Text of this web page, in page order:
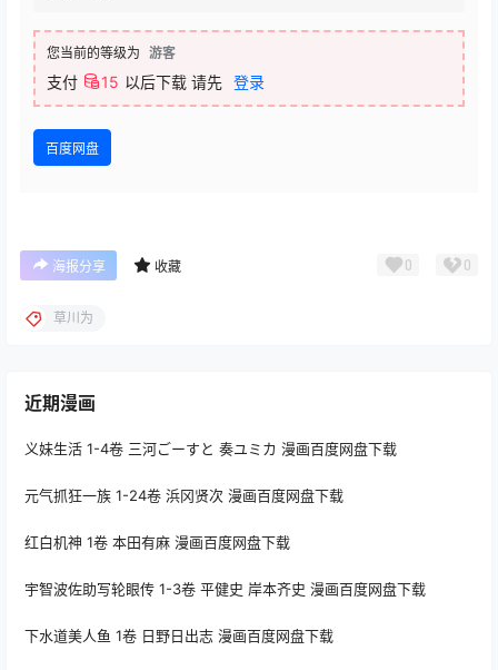
您当前的等级为 游客
支付 15 以后下载 请先 登录
百度网盘
海报分享 收藏 0 0
草川为
近期漫画
义妹生活 1-4卷 三河ごーすと 奏ユミカ 漫画百度网盘下载
元气抓狂一族 1-24卷 浜冈贤次 漫画百度网盘下载
红白机神 1卷 本田有麻 漫画百度网盘下载
宇智波佐助写轮眼传 1-3卷 平健史 岸本齐史 漫画百度网盘下载
下水道美人鱼 1卷 日野日出志 漫画百度网盘下载